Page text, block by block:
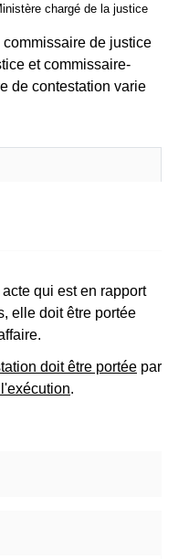
chargé de la justice
de justice
et commissaire-
de contestation varie
qui est en rapport
elle doit être portée
doit être portée par
.